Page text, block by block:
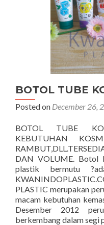
BOTOL TUBE
Posted on December 26,
BOTOL TUBE
KEBUTUHAN
DAN VOLUME. Botol
plastik bermutu
PLASTIC merupakan
macam kebutuhan
Desember 2012
berkembang dalam segi